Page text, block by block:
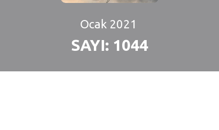
Ocak 2021
SAYI: 1044